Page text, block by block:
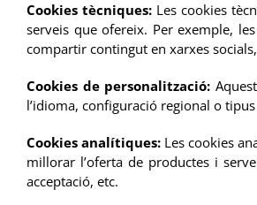
Cookies tècniques:Les cookies
serveis que ofereix. Per exemple,
compartir contingut en xarxes
Cookies de personalització:
l’idioma, configuració regional o
Cookies analítiques: Les cookies
millorar l’oferta de productes i
acceptació, etc.